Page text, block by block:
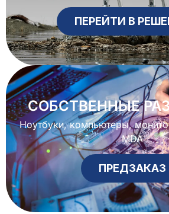
ПЕРЕЙТИ В
СОБСТВЕННЫЕ
Ноутбуки, компьютеры,
MDA
ПРЕДЗАКАЗ